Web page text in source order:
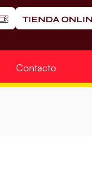
TIENDA
Contacto